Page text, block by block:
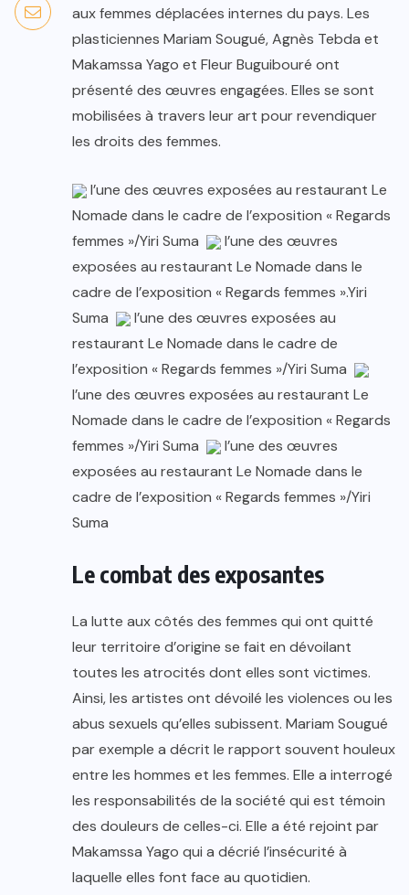
aux femmes déplacées internes du pays. Les
plasticiennes Mariam Sougué, Agnès Tebda et
Makamssa Yago et Fleur Buguibouré ont
présenté des œuvres engagées. Elles se sont
mobilisées à travers leur art pour revendiquer
les droits des femmes.
l’une des œuvres exposées au restaurant Le
Nomade dans le cadre de l’exposition « Regards
femmes »/Yiri Suma
l’une des œuvres
exposées au restaurant Le Nomade dans le
cadre de l’exposition « Regards femmes ».Yiri
Suma
l’une des œuvres exposées au
restaurant Le Nomade dans le cadre de
l’exposition « Regards femmes »/Yiri Suma
l’une des œuvres exposées au restaurant Le
Nomade dans le cadre de l’exposition « Regards
femmes »/Yiri Suma
l’une des œuvres
exposées au restaurant Le Nomade dans le
cadre de l’exposition « Regards femmes »/Yiri
Suma
Le combat des exposantes
La lutte aux côtés des femmes qui ont quitté
leur territoire d’origine se fait en dévoilant
toutes les atrocités dont elles sont victimes.
Ainsi, les artistes ont dévoilé les violences ou les
abus sexuels qu’elles subissent. Mariam Sougué
par exemple a décrit le rapport souvent houleux
entre les hommes et les femmes. Elle a interrogé
les responsabilités de la société qui est témoin
des douleurs de celles-ci. Elle a été rejoint par
Makamssa Yago qui a décrié l’insécurité à
laquelle elles font face au quotidien.